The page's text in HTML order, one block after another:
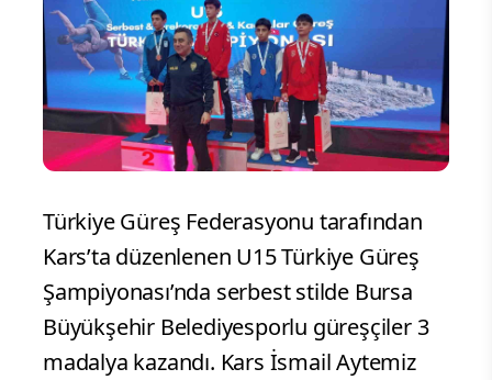
Türkiye Güreş Federasyonu tarafından
Kars’ta düzenlenen U15 Türkiye Güreş
Şampiyonası’nda serbest stilde Bursa
Büyükşehir Belediyesporlu güreşçiler 3
madalya kazandı. Kars İsmail Aytemiz